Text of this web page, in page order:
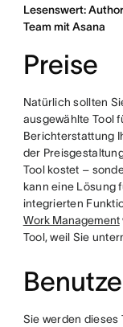
Lesenswert:
Team mit Asana
Preise
Natürlich sollten
ausgewählte Tool
Berichterstattung
der
Tool kostet –
kann eine Lösung
integrierten
Work Management
Tool, weil Sie
Sie werden dieses